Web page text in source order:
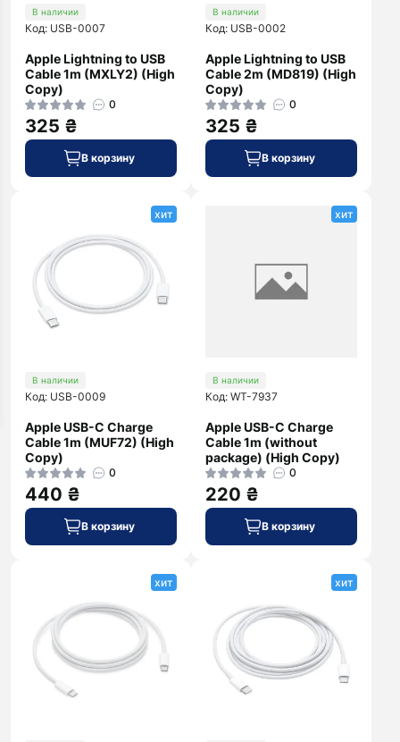
В наличии
Код: USB-0007
Apple Lightning to USB
Cable 1m (MXLY2) (High
Copy)
0
325 ₴
В корзину
В наличии
Код: USB-0002
Apple Lightning to USB
Cable 2m (MD819) (High
Copy)
0
325 ₴
В корзину
хит
В наличии
Код: USB-0009
Apple USB-C Charge
Cable 1m (MUF72) (High
Copy)
0
440 ₴
В корзину
хит
В наличии
Код: WT-7937
Apple USB-C Charge
Cable 1m (without
package) (High Copy)
0
220 ₴
В корзину
хит хит